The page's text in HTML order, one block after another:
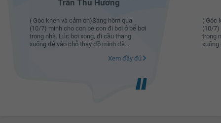
Trần Thu Hương
( Góc khen và cảm ơn)Sáng hôm qua
(10/7) mình cho con bé con đi bơi ở bể bơi
trong nhà. Lúc bơi xong, đi cầu thang
xuống để vào chỗ thay đồ mình đã...
Xem đầy đủ
( Góc
(10/7)
trong
xuống